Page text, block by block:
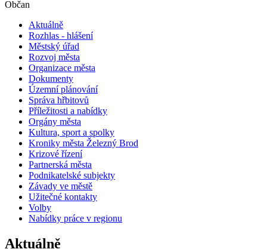
Občan
Aktuálně
Rozhlas - hlášení
Městský úřad
Rozvoj města
Organizace města
Dokumenty
Územní plánování
Správa hřbitovů
Příležitosti a nabídky
Orgány města
Kultura, sport a spolky
Kroniky města Železný Brod
Krizové řízení
Partnerská města
Podnikatelské subjekty
Závady ve městě
Užitečné kontakty
Volby
Nabídky práce v regionu
Aktuálně